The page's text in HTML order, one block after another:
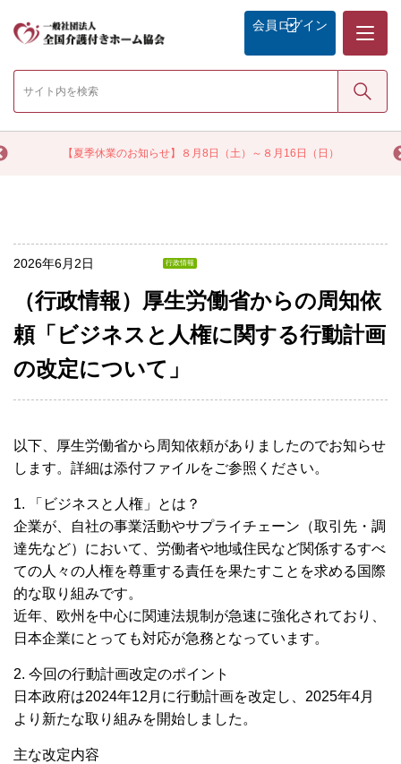
【夏季休業のお知らせ】８月8日（土）～８月16日（日）
会員 ログイン
検索
2026年6月2日 行政情報
（行政情報）厚生労働省からの周知依
頼「ビジネスと人権に関する行動計画
の改定について」
以下、厚生労働省から周知依頼がありましたのでお知らせ
します。詳細は添付ファイルをご参照ください。
1. 「ビジネスと人権」とは？
企業が、自社の事業活動やサプライチェーン（取引先・調
達先など）において、労働者や地域住民など関係するすべ
ての人々の人権を尊重する責任を果たすことを求める国際
的な取り組みです。
近年、欧州を中心に関連法規制が急速に強化されており、
日本企業にとっても対応が急務となっています。
2. 今回の行動計画改定のポイント
日本政府は2024年12月に行動計画を改定し、2025年4月
より新たな取り組みを開始しました。
主な改定内容